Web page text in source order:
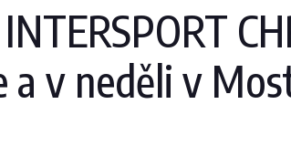
a v neděli v